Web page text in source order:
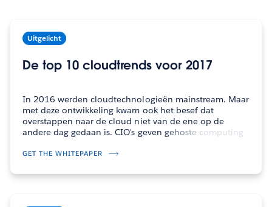
Uitgelicht
De top 10 cloudtrends voor 2017
In 2016 werden cloudtechnologieën mainstream. Maar
met deze ontwikkeling kwam ook het besef dat
overstappen naar de cloud niet van de ene op de
andere dag gedaan is. CIO's geven gehoste computing
echter als een geleidelijk en meerjarig traject…
GET THE WHITEPAPER